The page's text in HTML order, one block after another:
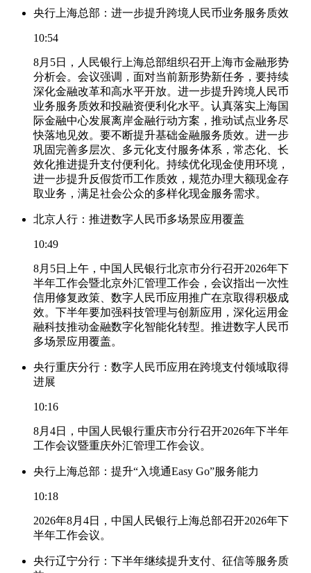
央行上海总部：进一步提升跨境人民币业务服务质效
10:54
8月5日，人民银行上海总部组织召开上海市金融形势
分析会。会议强调，面对当前新形势新任务，要持续
深化金融改革和高水平开放。进一步提升跨境人民币
业务服务质效和投融资便利化水平。认真落实上海国
际金融中心发展离岸金融行动方案，推动试点业务尽
快落地见效。要不断提升基础金融服务质效。进一步
巩固完善多层次、多元化支付服务体系，常态化、长
效化推进提升支付便利化。持续优化现金使用环境，
进一步提升反假货币工作质效，规范办理大额现金存
取业务，满足社会公众的多样化现金服务需求。
北京人行：推进数字人民币多场景应用覆盖
10:49
8月5日上午，中国人民银行北京市分行召开2026年下
半年工作会暨北京外汇管理工作会，会议指出一次性
信用修复政策、数字人民币应用推广在京取得积极成
效。下半年要加强科技管理与创新应用，深化运用金
融科技推动金融数字化智能化转型。推进数字人民币
多场景应用覆盖。
央行重庆分行：数字人民币应用在跨境支付领域取得
进展
10:16
8月4日，中国人民银行重庆市分行召开2026年下半年
工作会议暨重庆外汇管理工作会议。
央行上海总部：提升“入境通Easy Go”服务能力
10:18
2026年8月4日，中国人民银行上海总部召开2026年下
半年工作会议。
央行辽宁分行：下半年继续提升支付、征信等服务质